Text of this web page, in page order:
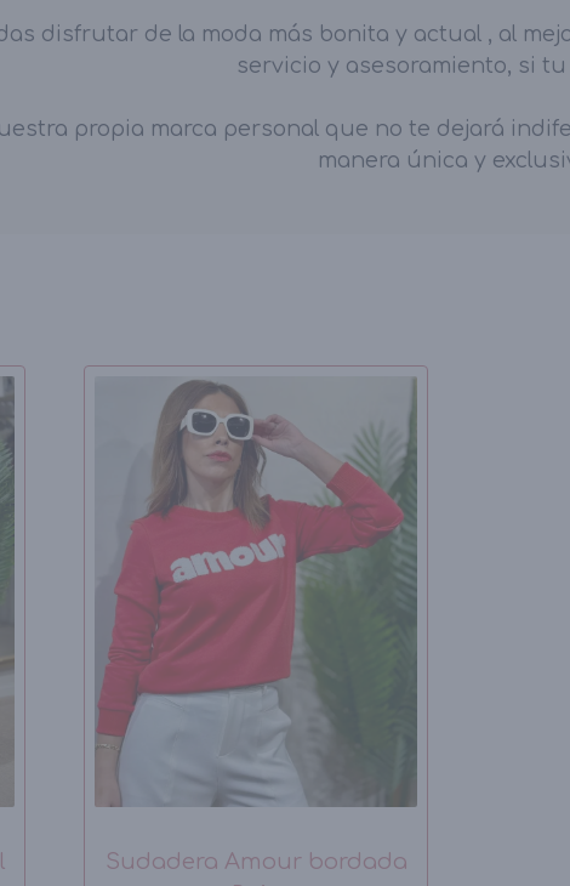
disfrutar de la moda más bonita y actual , al
servicio y asesoramiento, si tu
propia marca personal que no te dejará
manera única y
Sudadera Amour bordada